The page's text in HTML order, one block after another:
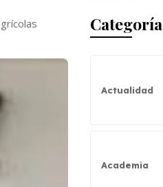
Actualidad
Academia